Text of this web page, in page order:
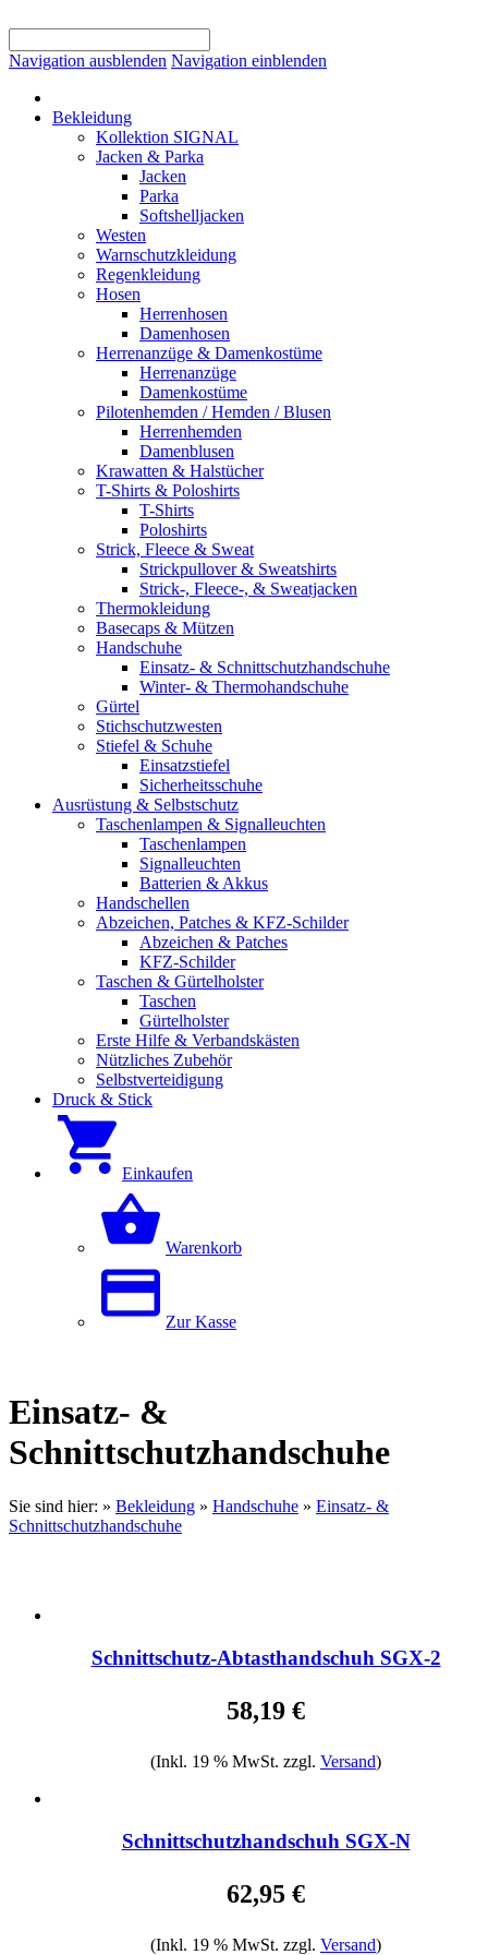
Navigation ausblenden Navigation einblenden
Bekleidung
Kollektion SIGNAL
Jacken & Parka
Jacken
Parka
Softshelljacken
Westen
Warnschutzkleidung
Regenkleidung
Hosen
Herrenhosen
Damenhosen
Herrenanzüge & Damenkostüme
Herrenanzüge
Damenkostüme
Pilotenhemden / Hemden / Blusen
Herrenhemden
Damenblusen
Krawatten & Halstücher
T-Shirts & Poloshirts
T-Shirts
Poloshirts
Strick, Fleece & Sweat
Strickpullover & Sweatshirts
Strick-, Fleece-, & Sweatjacken
Thermokleidung
Basecaps & Mützen
Handschuhe
Einsatz- & Schnittschutzhandschuhe
Winter- & Thermohandschuhe
Gürtel
Stichschutzwesten
Stiefel & Schuhe
Einsatzstiefel
Sicherheitsschuhe
Ausrüstung & Selbstschutz
Taschenlampen & Signalleuchten
Taschenlampen
Signalleuchten
Batterien & Akkus
Handschellen
Abzeichen, Patches & KFZ-Schilder
Abzeichen & Patches
KFZ-Schilder
Taschen & Gürtelholster
Taschen
Gürtelholster
Erste Hilfe & Verbandskästen
Nützliches Zubehör
Selbstverteidigung
Druck & Stick
Einkaufen
Warenkorb
Zur Kasse
Einsatz- &
Schnittschutzhandschuhe
Sie sind hier: » Bekleidung » Handschuhe » Einsatz- &
Schnittschutzhandschuhe
Schnittschutz-Abtasthandschuh SGX-2
58,19 €
(Inkl. 19 % MwSt. zzgl. Versand)
Schnittschutzhandschuh SGX-N
62,95 €
(Inkl. 19 % MwSt. zzgl. Versand)